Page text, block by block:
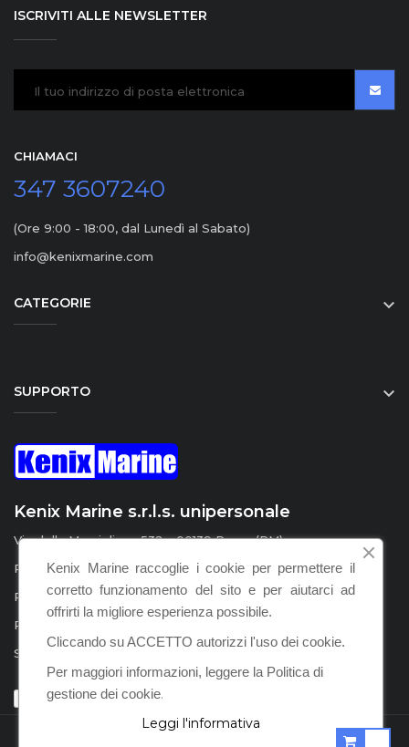
ISCRIVITI ALLE NEWSLETTER
CHIAMACI
347 3607240
(Ore 9:00 - 18:00, dal Lunedì al Sabato)
info@kenixmarine.com
CATEGORIE 
SUPPORTO 
Kenix Marine s.r.l.s. unipersonale
Via della Marcigliana 532 - 00139 Roma (RM)
P.I. / C.F. : IT15555231008
REA : RM – 1598924
PEC :
SDI : KRRH6B9
Kenix Marine raccoglie i cookie per permettere il
corretto funzionamento del sito e per aiutarci ad
offrirti la migliore esperienza possibile.
Cliccando su ACCETTO autorizzi l'uso dei cookie.
Per maggiori informazioni, leggere la Politica di
gestione dei cookie.
Leggi l'informativa